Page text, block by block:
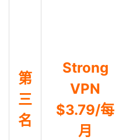
第
三
名
Strong
VPN
$3.79/每
月